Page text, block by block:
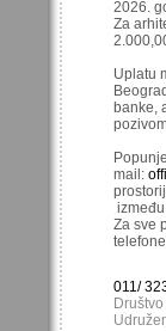
2026.
Za
Uplatu
banke,
mail:
Za sve
011/